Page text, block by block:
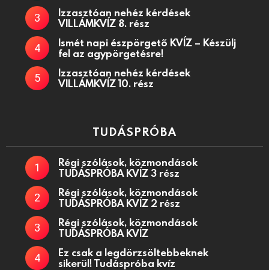
Izzasztóan nehéz kérdések
VILLÁMKVÍZ 8. rész
Ismét napi észpörgető KVÍZ – Készülj
fel az agypörgetésre!
Izzasztóan nehéz kérdések
VILLÁMKVÍZ 10. rész
TUDÁSPRÓBA
Régi szólások, közmondások
TUDÁSPRÓBA KVÍZ 3 rész
Régi szólások, közmondások
TUDÁSPRÓBA KVÍZ 2 rész
Régi szólások, közmondások
TUDÁSPRÓBA KVÍZ
Ez csak a legdörzsöltebbeknek
sikerül! Tudáspróba kvíz